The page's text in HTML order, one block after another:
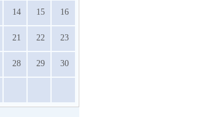
14 15 16
21 22 23
28 29 30